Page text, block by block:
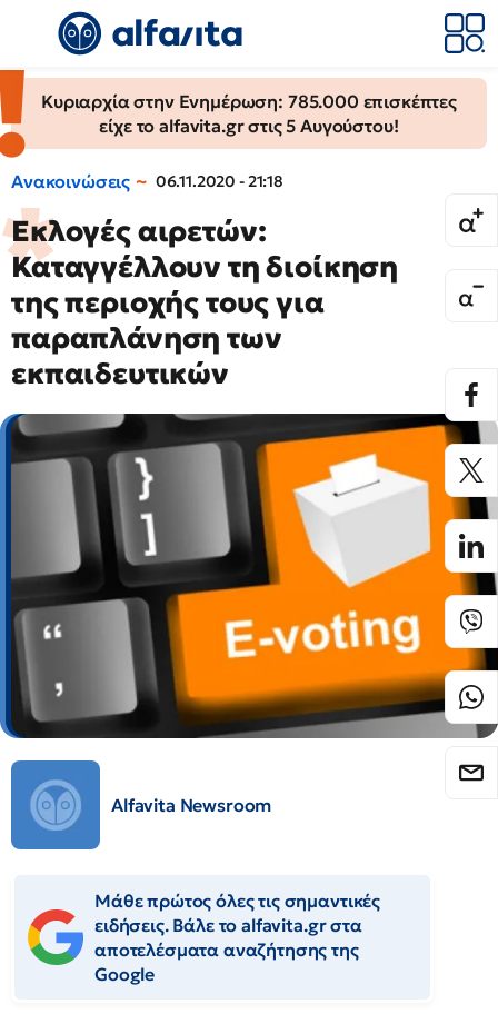
Κυριαρχία στην Ενημέρωση: 785.000 επισκέπτες
είχε το alfavita.gr στις 5 Αυγούστου!
Ανακοινώσεις 06.11.2020 - 21:18
Εκλογές αιρετών:
Καταγγέλλουν τη διοίκηση
της περιοχής τους για
παραπλάνηση των
εκπαιδευτικών
Alfavita Newsroom
Μάθε πρώτος όλες τις σημαντικές
ειδήσεις. Βάλε το alfavita.gr στα
αποτελέσματα αναζήτησης της
Google